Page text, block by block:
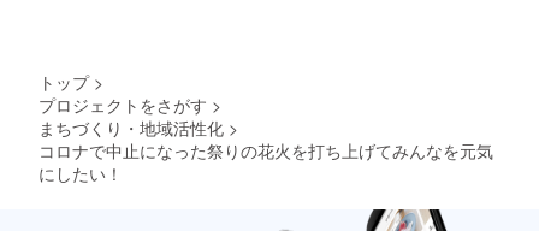
トップ >
プロジェクトをさがす >
まちづくり・地域活性化 >
コロナで中止になった祭りの花火を打ち上げてみんなを元気
にしたい！